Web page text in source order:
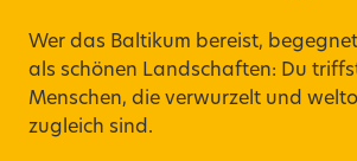
Wer das Baltikum bereist,
als schönen Landschaften: Du
Menschen, die verwurzelt und
zugleich sind.